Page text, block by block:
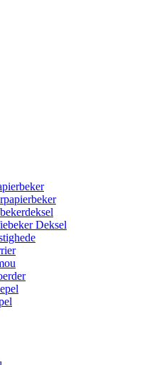
Deksel